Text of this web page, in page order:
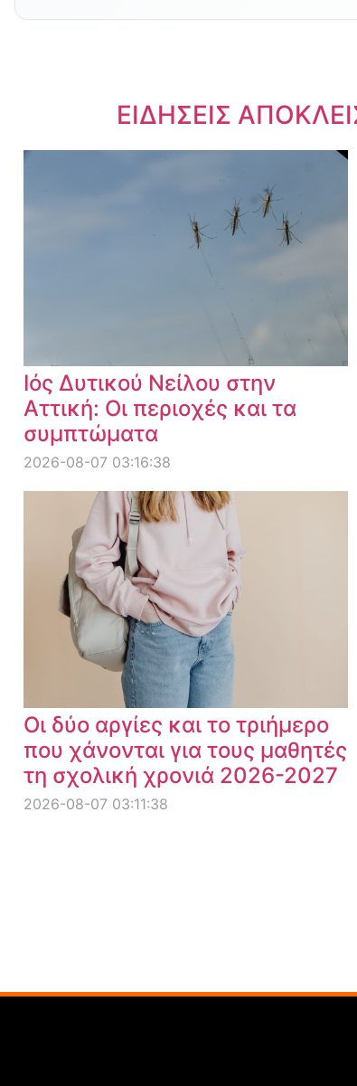
ΕΙΔΗΣΕΙΣ
Dnews.gr
Ιός Δυτικού Νείλου στην
Αττική: Οι περιοχές και τα
συμπτώματα
2026-08-07 03:16:38
Οι δύο αργίες και το τριήμερο
που χάνονται για τους μαθητές
τη σχολική χρονιά 2026-2027
2026-08-07 03:11:38